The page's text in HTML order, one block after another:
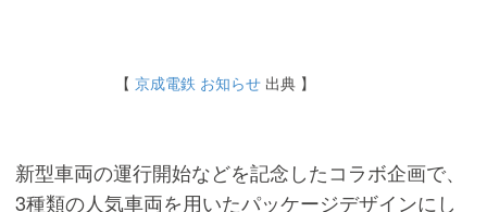
【 京成電鉄 お知らせ 出典 】
新型車両の運行開始などを記念したコラボ企画で、
3種類の人気車両を用いたパッケージデザインにし